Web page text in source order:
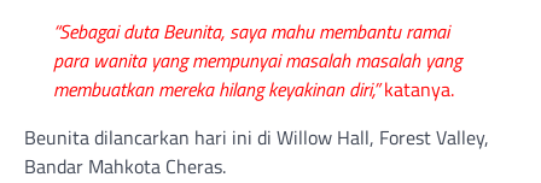
“Sebagai duta Beunita, saya mahu membantu ramai
para wanita yang mempunyai masalah masalah yang
membuatkan mereka hilang keyakinan diri,”katanya.
Beunita dilancarkan hari ini di Willow Hall, Forest Valley,
Bandar Mahkota Cheras.